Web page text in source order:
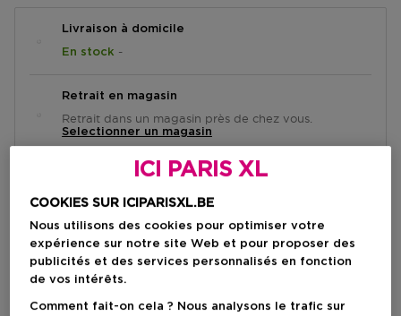
Livraison à domicile
En stock -
Retrait en magasin
Retrait dans un magasin près de chez vous.
Selectionner un magasin
Brève description
Texture Sérum
Type de peau Tous les types de peau
Recevez un(e) coffret de beauté
ICI PARIS XL
COOKIES SUR ICIPARISXL.BE
Nous utilisons des cookies pour optimiser votre
expérience sur notre site Web et pour proposer des
publicités et des services personnalisés en fonction
de vos intérêts.
Comment fait-on cela ? Nous analysons le trafic sur